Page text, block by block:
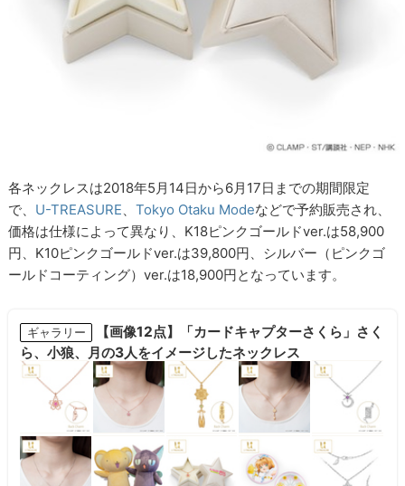
各ネックレスは2018年5月14日から6月17日までの期間限定
で、 U-TREASURE 、Tokyo Otaku Modeなどで予約販売され、
価格は仕様によって異なり、K18ピンクゴールドver.は58,900
円、K10ピンクゴールドver.は39,800円、シルバー（ピンクゴ
ールドコーティング）ver.は18,900円となっています。
ギャラリー
【画像12点】「カードキャプターさくら」さく
ら、小狼、月の3人をイメージしたネックレス